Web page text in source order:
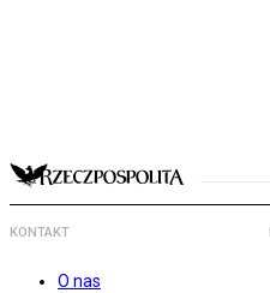
KONTAKT
O nas